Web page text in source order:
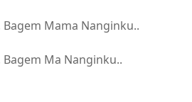
Mama Nanginku..
Ma Nanginku..